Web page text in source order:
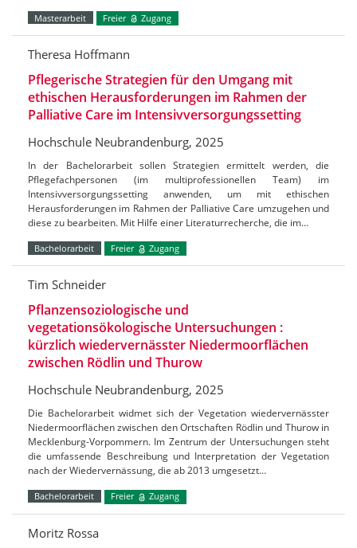
Masterarbeit Freier Zugang
Theresa Hoffmann
Pflegerische Strategien für den Umgang mit
ethischen Herausforderungen im Rahmen der
Palliative Care im Intensivversorgungssetting
Hochschule Neubrandenburg, 2025
In der Bachelorarbeit sollen Strategien ermittelt werden, die
Pflegefachpersonen (im multiprofessionellen Team) im
Intensivversorgungssetting anwenden, um mit ethischen
Herausforderungen im Rahmen der Palliative Care umzugehen und
diese zu bearbeiten. Mit Hilfe einer Literaturrecherche, die im…
Bachelorarbeit Freier Zugang
Tim Schneider
Pflanzensoziologische und
vegetationsökologische Untersuchungen :
kürzlich wiedervernässter Niedermoorflächen
zwischen Rödlin und Thurow
Hochschule Neubrandenburg, 2025
Die Bachelorarbeit widmet sich der Vegetation wiedervernässter
Niedermoorflächen zwischen den Ortschaften Rödlin und Thurow in
Mecklenburg-Vorpommern. Im Zentrum der Untersuchungen steht
die umfassende Beschreibung und Interpretation der Vegetation
nach der Wiedervernässung, die ab 2013 umgesetzt…
Bachelorarbeit Freier Zugang
Moritz Rossa